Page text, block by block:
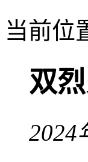
当前位
双
2024